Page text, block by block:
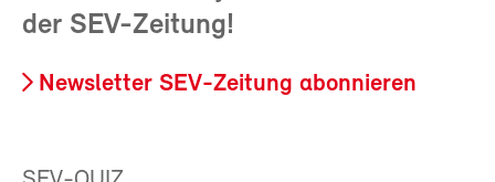
der SEV-Zeitung!
Newsletter SEV-Zeitung abonnieren